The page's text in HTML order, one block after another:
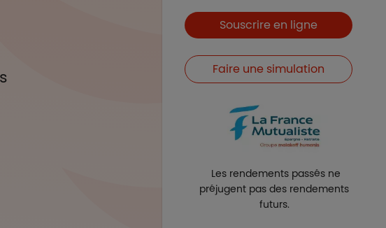
Boutons et liens
Souscrire en ligne
Faire une simulation
Les rendements passés ne
préjugent pas des rendements
futurs.